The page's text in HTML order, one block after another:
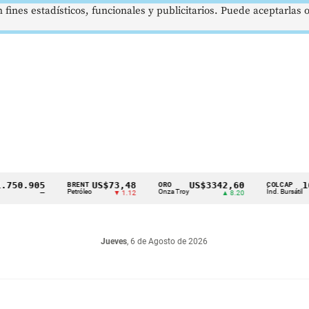
BRENT
Petróleo
US$73,48
▼ 1.12
ORO
Onza Troy
US$3342,60 COLCAP
Índ. Bursátil
Jueves, 6 de Agosto de 2026
estadísticos, funcionales y publicitarios. Puede aceptarlas